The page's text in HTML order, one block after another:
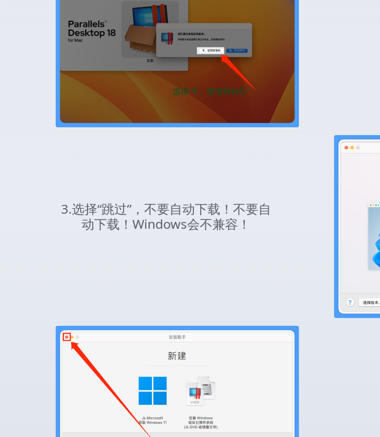
3.选择“跳过”，不要自动下载！不要自
动下载！Windows会不兼容！